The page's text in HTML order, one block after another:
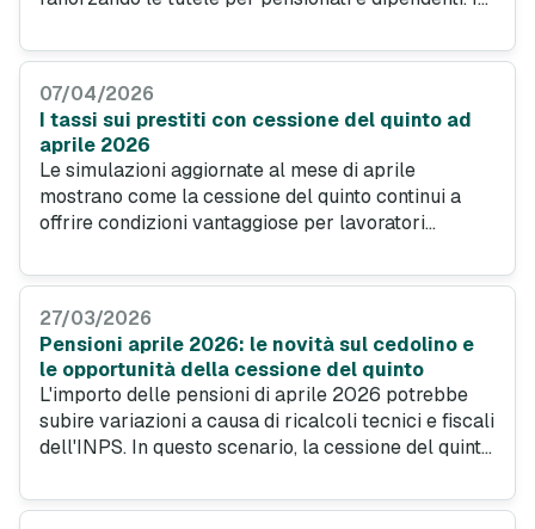
PrestitiOnline.it confermano come la comparazione
più vantaggiose.
07/04/2026
I tassi sui prestiti con cessione del quinto ad
aprile 2026
Le simulazioni aggiornate al mese di aprile
mostrano come la cessione del quinto continui a
offrire condizioni vantaggiose per lavoratori
maggiore accesso al credito, con importi netti più
27/03/2026
Pensioni aprile 2026: le novità sul cedolino e
le opportunità della cessione del quinto
L'importo delle pensioni di aprile 2026 potrebbe
subire variazioni a causa di ricalcoli tecnici e fiscali
dell'INPS. In questo scenario, la cessione del quinto
per ottenere liquidità a condizioni vantaggiose e